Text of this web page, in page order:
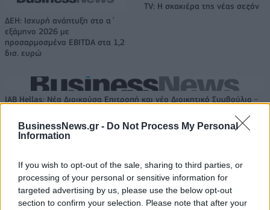
BusinessNews.gr - Do Not Process My Personal
Information
If you wish to opt-out of the sale, sharing to third parties, or
processing of your personal or sensitive information for
targeted advertising by us, please use the below opt-out
section to confirm your selection. Please note that after your
ΔΕΗ: Ισχυρή ανάπτυξη στο α΄
εξάμηνο 2026 με
προσαρμοσμένο EBITDA στα 1,2
δισ. ευρώ
TV: Η σκακιέρα της νέας σεζόν
IAB Hellas: Νέα Διοικούσα Επιτροπή και νέο Διοικητικό Συμβούλιο -
την κορυφή της
αποδοτικότητας
δολάρια στην KG Mobility